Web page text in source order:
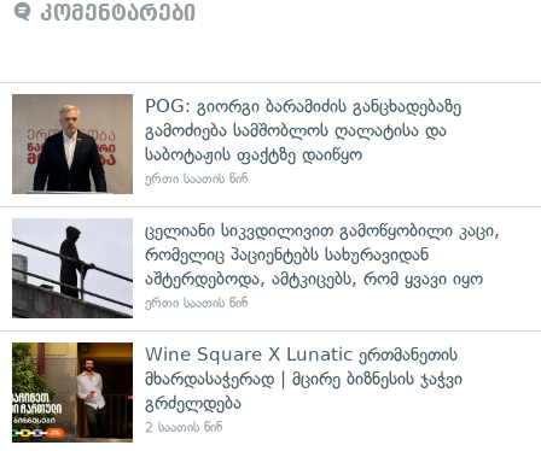
კომენტარები
POG: გიორგი ბარამიძის განცხადებაზე
გამოძიება სამშობლოს ღალატისა და
საბოტაჟის ფაქტზე დაიწყო
ერთი საათის წინ
ცელიანი სიკვდილივით გამოწყობილი კაცი,
რომელიც პაციენტებს სახურავიდან
აშტერდებოდა, ამტკიცებს, რომ ყვავი იყო
ერთი საათის წინ
Wine Square X Lunatic ერთმანეთის
მხარდასაჭერად | მცირე ბიზნესის ჯაჭვი
გრძელდება
2 საათის წინ